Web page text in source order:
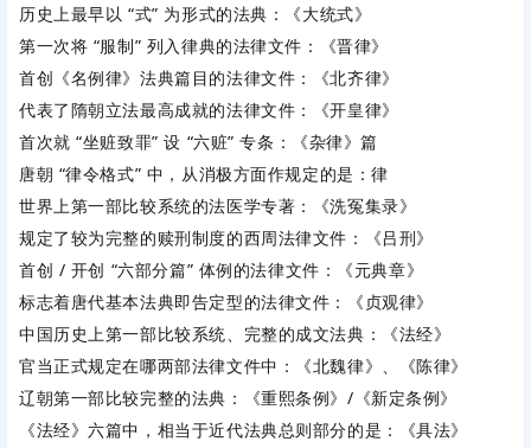
历史上最早以 “式” 为形式的法典：《大统式》
第一次将 “服制” 列入律典的法律文件：《晋律》
首创《名例律》法典篇目的法律文件：《北齐律》
代表了隋朝立法最高成就的法律文件：《开皇律》
首次就 “坐赃致罪” 设 “六赃” 专条：《杂律》篇
唐朝 “律令格式” 中，从消极方面作规定的是：律
世界上第一部比较系统的法医学专著：《洗冤集录》
规定了较为完整的赎刑制度的西周法律文件：《吕刑》
首创 / 开创 “六部分篇” 体例的法律文件：《元典章》
标志着唐代基本法典即告定型的法律文件：《贞观律》
中国历史上第一部比较系统、完整的成文法典：《法经》
官当正式规定在哪两部法律文件中：《北魏律》、《陈律》
辽朝第一部比较完整的法典：《重熙条例》/《新定条例》
《法经》六篇中，相当于近代法典总则部分的是：《具法》